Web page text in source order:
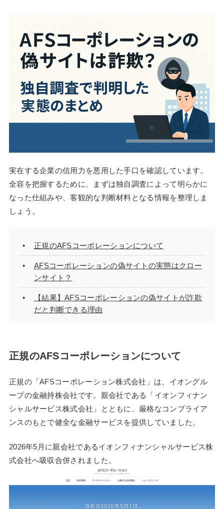
実在する企業の信用力を悪用した手口を確認しています。
全容を把握するために、まずは独自調査によって明らかに
なった仕組みや、客観的な判断材料となる情報を整理しま
しょう。
正規のAFSコーポレーションについて
AFSコーポレーションの偽サイトの実態はクロー
ンサイト？
【結果】AFSコーポレーションの偽サイトが詐欺
だと判断できる理由
正規のAFSコーポレーションについて
正規の「AFSコーポレーション株式会社」は、イオングル
ープの金融持株会社です。親会社である「イオンフィナン
シャルサービス株式会社」とともに、厳格なコンプライア
ンスのもとで健全な金融サービスを提供していました。
2026年5月に親会社であるイオンフィナンシャルサービス株
式会社へ吸収合併されました。